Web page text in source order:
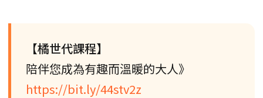
【橘世代課程】
陪伴您成為有趣而溫暖的大人》
https://bit.ly/44stv2z